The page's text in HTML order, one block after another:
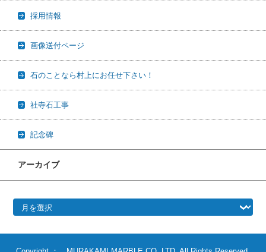
採用情報
画像送付ページ
石のことなら村上にお任せ下さい！
社寺石工事
記念碑
アーカイブ